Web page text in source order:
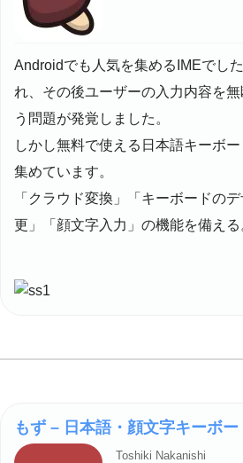
Androidでも人気を集めるIMEでし
れ、その後ユーザーの入力内容を
う問題が発覚しました。
しかし無料で使える日本語キーボ
集めています。
「クラウド変換」「キーボードの
更」「顔文字入力」の機能を備える
もず – 日本語・顔文字キーボー
Toshiki Nakanishi